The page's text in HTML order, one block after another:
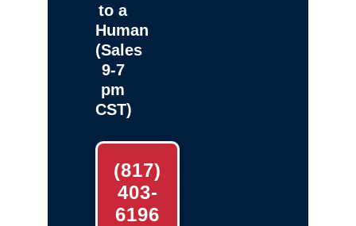
to a
Human
(Sales
9-7
pm
CST)
(817)
403-
6196